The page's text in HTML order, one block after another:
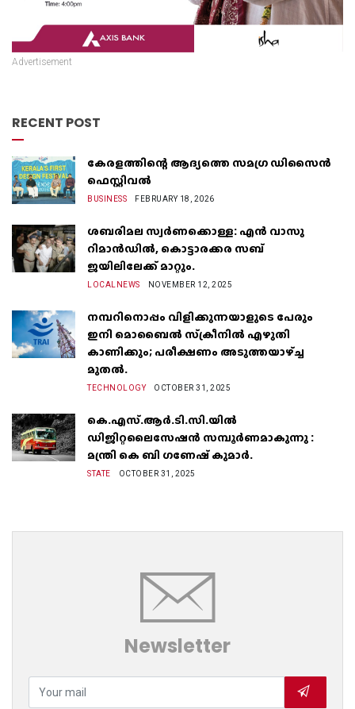
Advertisement
RECENT POST
കേരളത്തിന്റെ ആദ്യത്തെ സമഗ്ര ഡിസൈൻ
ഫെസ്റ്റിവൽ
BUSINESS FEBRUARY 18, 2026
ശബരിമല സ്വർണക്കൊള്ള: എൻ വാസു
റിമാൻഡിൽ, കൊട്ടാരക്കര സബ്
ജയിലിലേക്ക് മാറ്റും.
LOCALNEWS NOVEMBER 12, 2025
നമ്പറിനൊപ്പം വിളിക്കുന്നയാളുടെ പേരും
ഇനി മൊബൈൽ സ്‌ക്രീനില്‍ എഴുതി
കാണിക്കും; പരീക്ഷണം അടുത്തയാഴ്‌ച്ച
മുതല്‍.
TECHNOLOGY OCTOBER 31, 2025
കെ.എസ്.ആർ.ടി.സി.യിൽ
ഡിജിറ്റലൈസേഷൻ സമ്പൂർണമാകുന്നു :
മന്ത്രി കെ ബി ഗണേഷ് കുമാർ.
STATE OCTOBER 31, 2025
Newsletter